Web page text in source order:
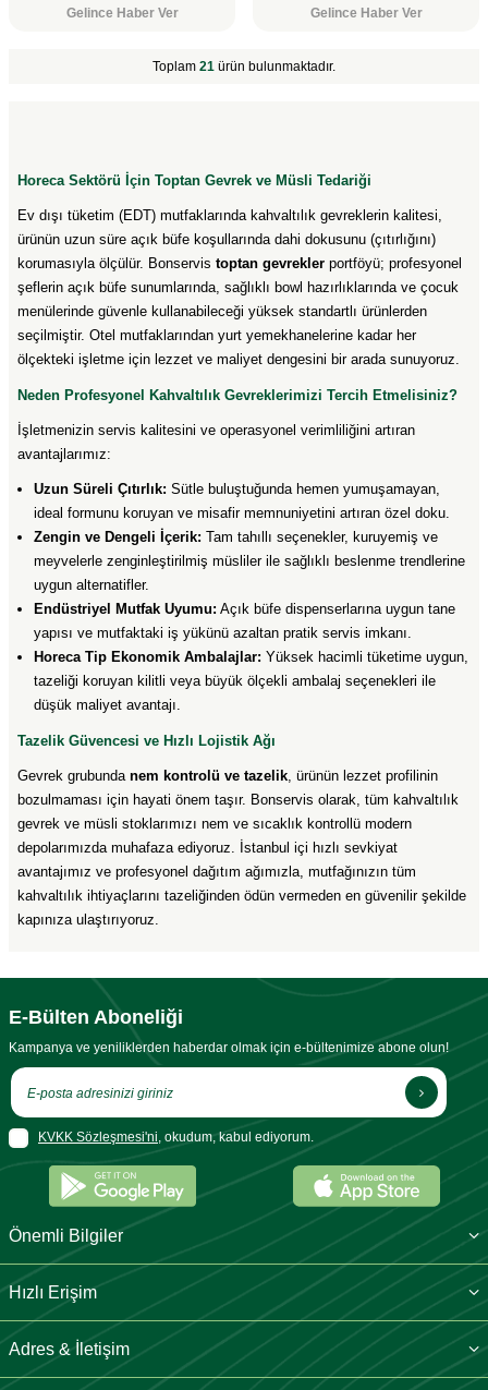
Gelince Haber Ver Gelince Haber Ver
Toplam 21 ürün bulunmaktadır.
Horeca Sektörü İçin Toptan Gevrek ve Müsli Tedariği
Ev dışı tüketim (EDT) mutfaklarında kahvaltılık gevreklerin kalitesi,
ürünün uzun süre açık büfe koşullarında dahi dokusunu (çıtırlığını)
korumasıyla ölçülür. Bonservis toptan gevrekler portföyü; profesyonel
şeflerin açık büfe sunumlarında, sağlıklı bowl hazırlıklarında ve çocuk
menülerinde güvenle kullanabileceği yüksek standartlı ürünlerden
seçilmiştir. Otel mutfaklarından yurt yemekhanelerine kadar her
ölçekteki işletme için lezzet ve maliyet dengesini bir arada sunuyoruz.
Neden Profesyonel Kahvaltılık Gevreklerimizi Tercih Etmelisiniz?
İşletmenizin servis kalitesini ve operasyonel verimliliğini artıran
avantajlarımız:
Uzun Süreli Çıtırlık: Sütle buluştuğunda hemen yumuşamayan,
ideal formunu koruyan ve misafir memnuniyetini artıran özel doku.
Zengin ve Dengeli İçerik: Tam tahıllı seçenekler, kuruyemiş ve
meyvelerle zenginleştirilmiş müsliler ile sağlıklı beslenme trendlerine
uygun alternatifler.
Endüstriyel Mutfak Uyumu: Açık büfe dispenserlarına uygun tane
yapısı ve mutfaktaki iş yükünü azaltan pratik servis imkanı.
Horeca Tip Ekonomik Ambalajlar: Yüksek hacimli tüketime uygun,
tazeliği koruyan kilitli veya büyük ölçekli ambalaj seçenekleri ile
düşük maliyet avantajı.
Tazelik Güvencesi ve Hızlı Lojistik Ağı
Gevrek grubunda nem kontrolü ve tazelik, ürünün lezzet profilinin
bozulmaması için hayati önem taşır. Bonservis olarak, tüm kahvaltılık
gevrek ve müsli stoklarımızı nem ve sıcaklık kontrollü modern
depolarımızda muhafaza ediyoruz. İstanbul içi hızlı sevkiyat
avantajımız ve profesyonel dağıtım ağımızla, mutfağınızın tüm
kahvaltılık ihtiyaçlarını tazeliğinden ödün vermeden en güvenilir şekilde
kapınıza ulaştırıyoruz.
E-Bülten Aboneliği
Kampanya ve yeniliklerden haberdar olmak için e-bültenimize abone olun!
KVKK Sözleşmesi'ni, okudum, kabul ediyorum.
Önemli Bilgiler
Hızlı Erişim
Adres & İletişim